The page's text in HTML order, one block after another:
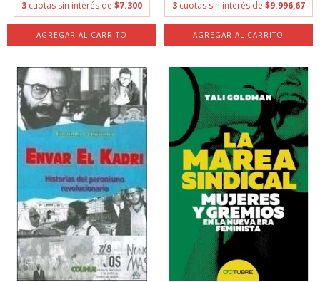
3 cuotas sin interés de $7.300 3 cuotas sin interés de $9.996,67